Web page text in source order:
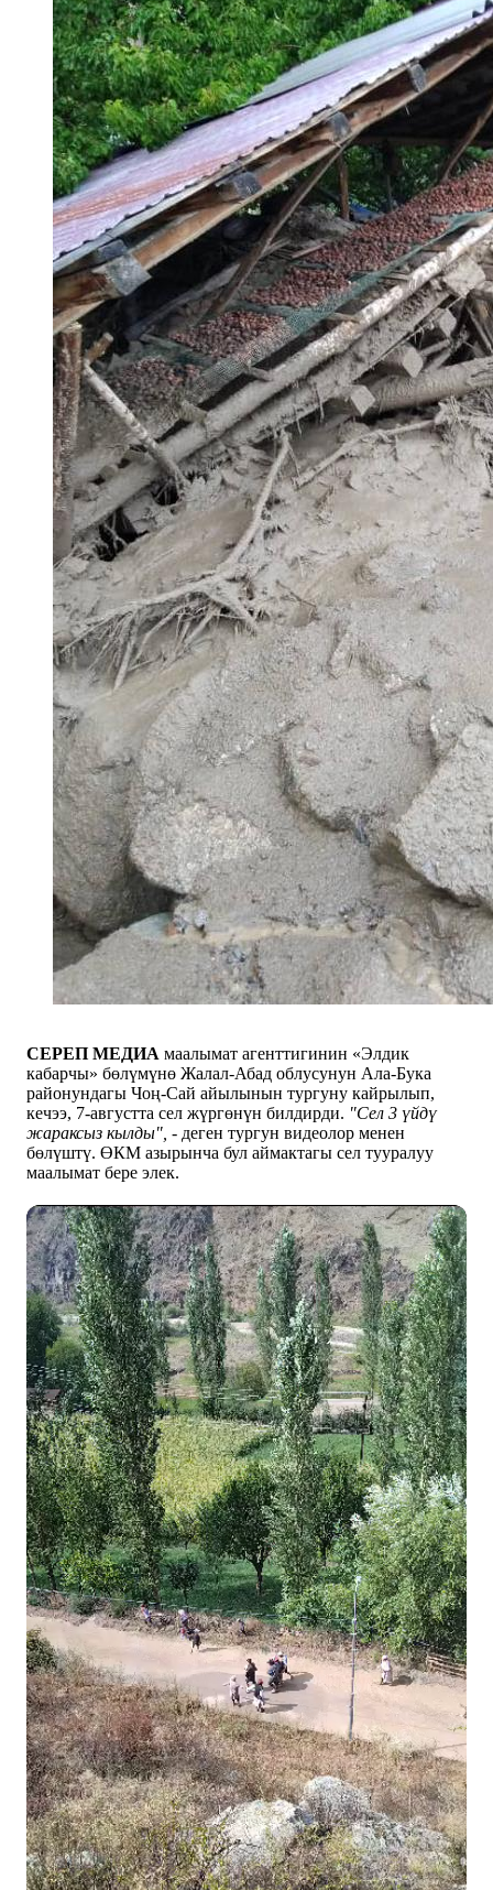
СЕРЕП МЕДИА маалымат агенттигинин «Элдик
кабарчы» бөлүмүнө Жалал-Абад облусунун Ала-Бука
районундагы Чоң-Сай айылынын тургуну кайрылып,
кечээ, 7-августта сел жүргөнүн билдирди. "Сел 3 үйдү
жараксыз кылды", - деген тургун видеолор менен
бөлүштү. ӨКМ азырынча бул аймактагы сел тууралуу
маалымат бере элек.